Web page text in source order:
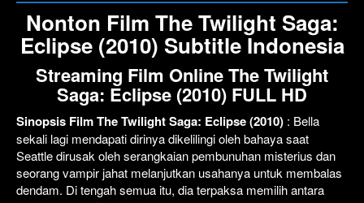
Nonton Film The Twilight Saga:
Eclipse (2010) Subtitle Indonesia
Streaming Film Online The Twilight
Saga: Eclipse (2010) FULL HD
Sinopsis Film The Twilight Saga: Eclipse (2010) : Bella
sekali lagi mendapati dirinya dikelilingi oleh bahaya saat
Seattle dirusak oleh serangkaian pembunuhan misterius dan
seorang vampir jahat melanjutkan usahanya untuk membalas
dendam. Di tengah semua itu, dia terpaksa memilih antara